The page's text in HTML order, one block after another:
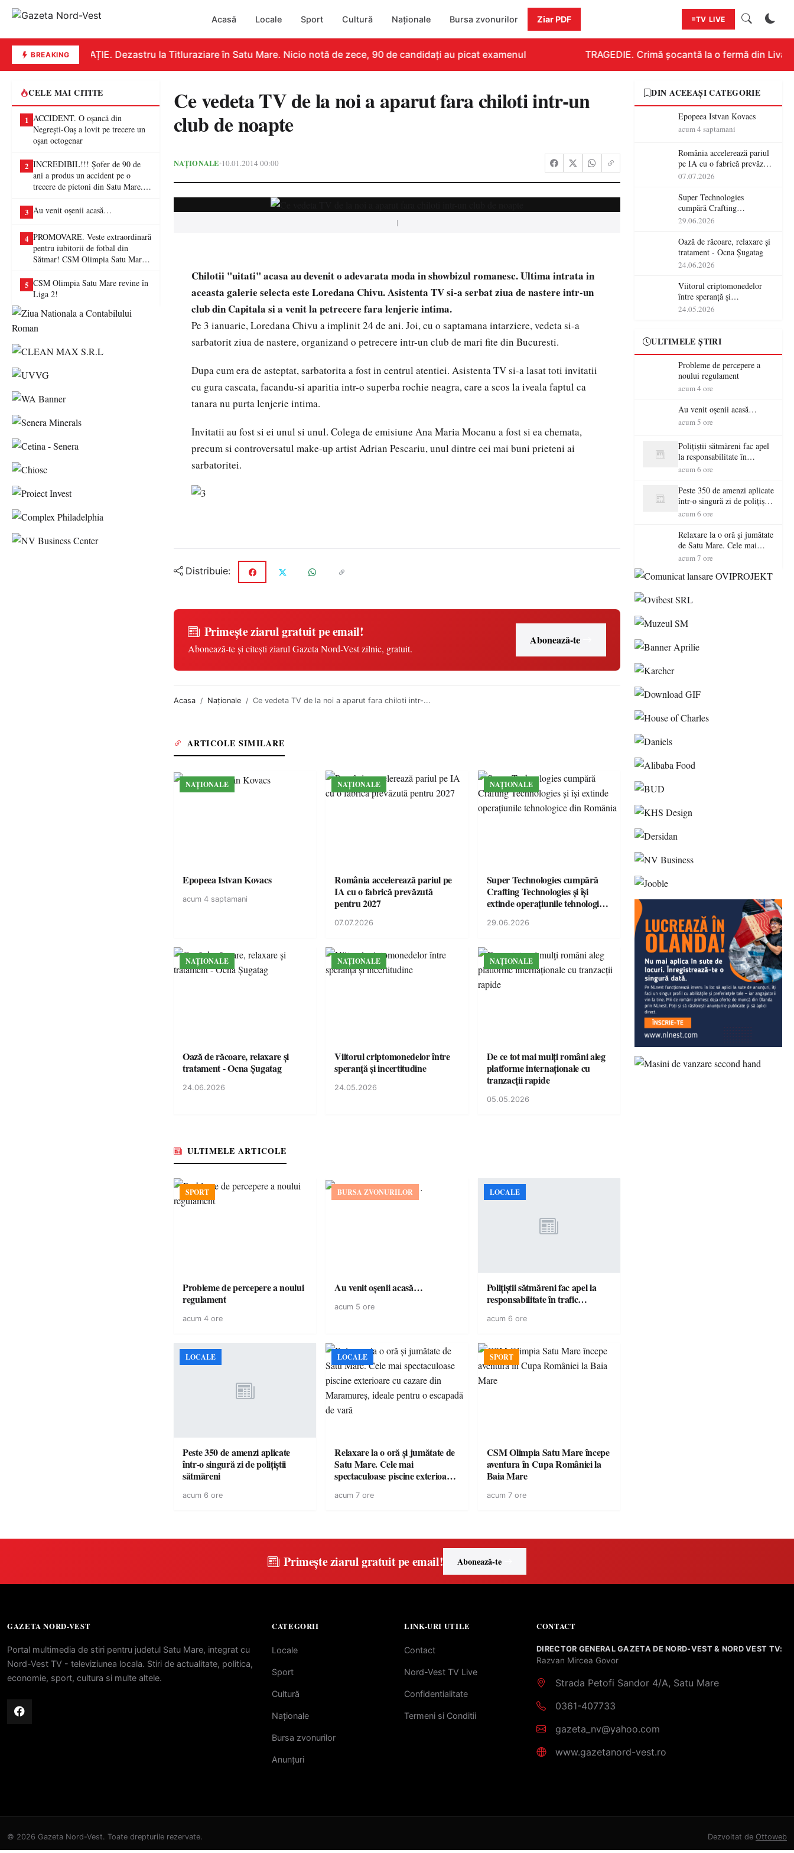
Acasă Locale Sport Cultură Naționale Bursa zvonurilor Ziar PDF TV LIVE
BREAKINGEDUCAȚIE. Dezastru la Titluraziare în Satu Mare. Nicio notă de zece, 90 de candidați au picat examenul TRAGEDIE. Crimă șocantă la o fermă din
CELE MAI CITITE
1 ACCIDENT. O oșancă din
Negrești-Oaș a lovit pe trecere un
oșan octogenar
2 INCREDIBIL!!! Șofer de 90 de
ani a produs un accident pe o
trecere de pietoni din Satu Mare. O
3 Au venit oșenii acasă…
4 PROMOVARE. Veste extraordinară
pentru iubitorii de fotbal din
Sătmar! CSM Olimpia Satu Mare
5 CSM Olimpia Satu Mare revine în
Liga 2!
Ce vedeta TV de la noi a aparut fara chiloti intr-un
club de noapte
NAȚIONALE•10.01.2014 00:00
|
Chilotii "uitati" acasa au devenit o adevarata moda in showbizul romanesc. Ultima intrata in
aceasta galerie selecta este Loredana Chivu. Asistenta TV si-a serbat ziua de nastere intr-un
club din Capitala si a venit la petrecere fara lenjerie intima.
Pe 3 ianuarie, Loredana Chivu a implinit 24 de ani. Joi, cu o saptamana intarziere, vedeta si-a
sarbatorit ziua de nastere, organizand o petrecere intr-un club de mari fite din Bucuresti.
Dupa cum era de asteptat, sarbatorita a fost in centrul atentiei. Asistenta TV si-a lasat toti invitatii
cu gura cascata, facandu-si aparitia intr-o superba rochie neagra, care a scos la iveala faptul ca
tanara nu purta lenjerie intima.
Invitatii au fost si ei unul si unul. Colega de emisiune Ana Maria Mocanu a fost si ea chemata,
precum si controversatul make-up artist Adrian Pescariu, unul dintre cei mai buni prieteni ai
sarbatoritei.
Distribuie:
Primește ziarul gratuit pe email!
Abonează-te și citești ziarul Gazeta Nord-Vest zilnic, gratuit.
Abonează-te
Acasa Naționale Ce vedeta TV de la noi a aparut fara chiloti intr-...
ARTICOLE SIMILARE
NAȚIONALE
Epopeea Istvan Kovacs
acum 4 saptamani
NAȚIONALE
România accelerează pariul pe
IA cu o fabrică prevăzută
pentru 2027
07.07.2026
NAȚIONALE
Super Technologies cumpără
Crafting Technologies și își
extinde operațiunile tehnologice
29.06.2026
NAȚIONALE
Oază de răcoare, relaxare și
tratament - Ocna Șugatag
24.06.2026
NAȚIONALE
Viitorul criptomonedelor între
speranță și incertitudine
24.05.2026
NAȚIONALE
De ce tot mai mulți români aleg
platforme internaționale cu
tranzacții rapide
05.05.2026
ULTIMELE ARTICOLE
SPORT
Probleme de percepere a noului
regulament
acum 4 ore
BURSA ZVONURILOR
Au venit oșenii acasă…
acum 5 ore
LOCALE
Polițiștii sătmăreni fac apel la
responsabilitate în trafic…
acum 6 ore
LOCALE
Peste 350 de amenzi aplicate
într-o singură zi de polițiștii
sătmăreni
acum 6 ore
LOCALE
Relaxare la o oră și jumătate de
Satu Mare. Cele mai
spectaculoase piscine exterioare
pentru o escapadă de vară
acum 7 ore
SPORT
CSM Olimpia Satu Mare începe
aventura în Cupa României la
Baia Mare
acum 7 ore
DIN ACEEAȘI CATEGORIE
Epopeea Istvan Kovacs
acum 4 saptamani
România accelerează pariul
pe IA cu o fabrică prevăzută
pentru 2027
07.07.2026
Super Technologies
cumpără Crafting
Technologies și își extinde
România
29.06.2026
Oază de răcoare, relaxare și
tratament - Ocna Șugatag
24.06.2026
Viitorul criptomonedelor
între speranță și
incertitudine
24.05.2026
ULTIMELE ȘTIRI
Probleme de percepere a
noului regulament
acum 4 ore
Au venit oșenii acasă…
acum 5 ore
Polițiștii sătmăreni fac apel
la responsabilitate în
trafic…
acum 6 ore
Peste 350 de amenzi aplicate
într-o singură zi de polițiștii
sătmăreni
acum 6 ore
Relaxare la o oră și jumătate
de Satu Mare. Cele mai
spectaculoase piscine
Maramureș, ideale pentru o
acum 7 ore
Primește ziarul gratuit pe email! Abonează-te
GAZETA NORD-VEST
Portal multimedia de stiri pentru judetul Satu Mare, integrat cu
Nord-Vest TV - televiziunea locala. Stiri de actualitate, politica,
economie, sport, cultura si multe altele.
CATEGORII
Locale
Sport
Cultură
Naționale
Bursa zvonurilor
Anunțuri
LINK-URI UTILE
Contact
Nord-Vest TV Live
Confidentialitate
Termeni si Conditii
CONTACT
DIRECTOR GENERAL GAZETA DE NORD-VEST & NORD VEST TV:
Razvan Mircea Govor
Strada Petofi Sandor 4/A, Satu Mare
0361-407733
gazeta_nv@yahoo.com
www.gazetanord-vest.ro
© 2026 Gazeta Nord-Vest. Toate drepturile rezervate. Dezvoltat de Ottoweb